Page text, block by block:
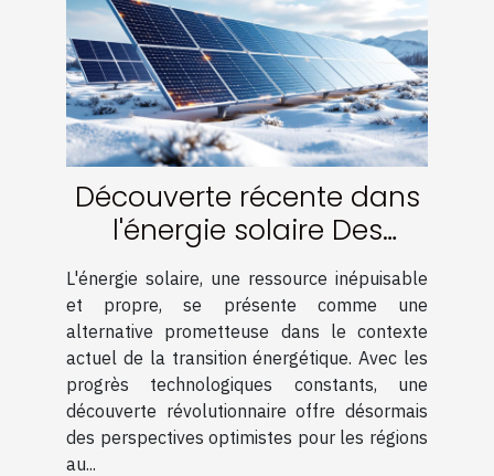
Découverte récente dans
l'énergie solaire Des
panneaux plus efficaces
pour le climat nordique
L'énergie solaire, une ressource inépuisable
et propre, se présente comme une
alternative prometteuse dans le contexte
actuel de la transition énergétique. Avec les
progrès technologiques constants, une
découverte révolutionnaire offre désormais
des perspectives optimistes pour les régions
au...